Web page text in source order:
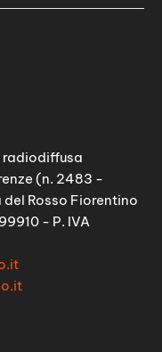
(n. 2483 -
Rosso Fiorentino
- P. IVA